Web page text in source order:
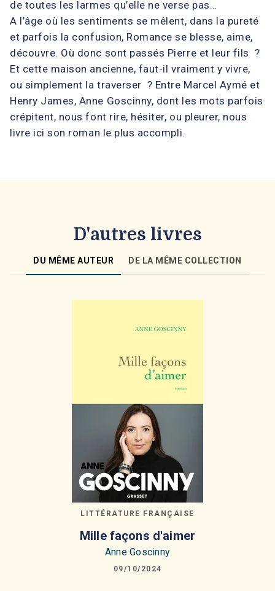
de toutes les larmes qu’elle ne verse pas…
A l’âge où les sentiments se mêlent, dans la pureté
et parfois la confusion, Romance se blesse, aime,
découvre. Où donc sont passés Pierre et leur fils ?
Et cette maison ancienne, faut-il vraiment y vivre,
ou simplement la traverser ? Entre Marcel Aymé et
Henry James, Anne Goscinny, dont les mots parfois
crépitent, nous font rire, hésiter, ou pleurer, nous
livre ici son roman le plus accompli.
D'autres livres
DU MÊME AUTEUR DE LA MÊME COLLECTION
LITTÉRATURE FRANÇAISE
Mille façons d'aimer
Anne Goscinny
09/10/2024